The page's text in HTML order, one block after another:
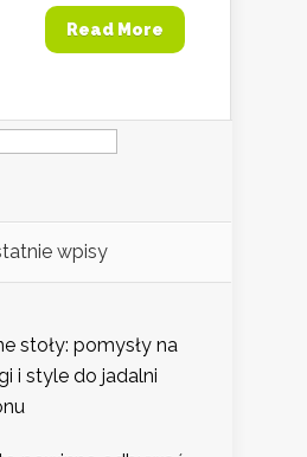
Read More
wpisy
stoły: pomysły na
i style do jadalni